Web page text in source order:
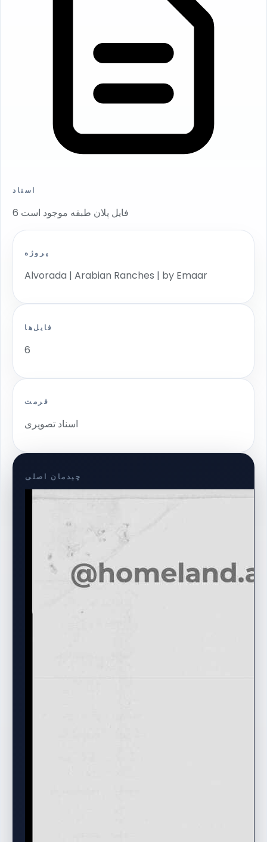
اسناد
6 فایل پلان طبقه موجود است
پروژه
Alvorada | Arabian Ranches | by Emaar
فایل‌ها
6
فرمت
اسناد تصویری
چیدمان اصلی